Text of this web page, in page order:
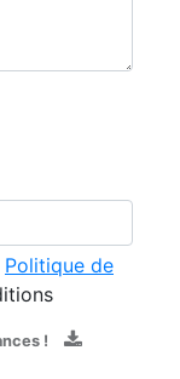
Politique de
!